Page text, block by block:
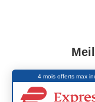
4 mois offerts max